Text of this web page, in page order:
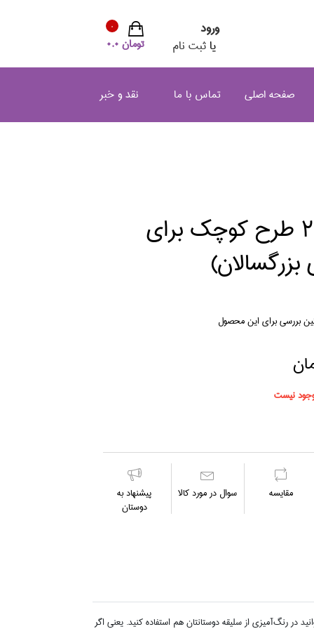
ورود
یا ثبت نام تومان 0.0
0
صفحه اصلی تماس با ما نقد و خبر
ارمغان (20 طرح كوچك براي
بررسی برای این محصول
نیست
مقايسه سوال در مورد كالا
پیشنهاد به
دوستان
رنگ‌آميزي از سليقه دوستانتان هم استفاده كنيد. يعني اگر